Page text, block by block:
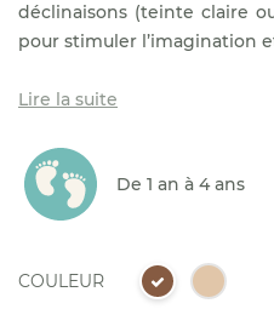
déclinaisons (teinte claire
pour stimuler l’imagination
Lire la suite
De 1 an à 4 ans
COULEUR